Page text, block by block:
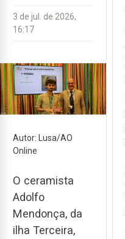
3 de jul. de 2026,
16:17
Autor: Lusa/AO
Online
O ceramista
Adolfo
Mendonça, da
ilha Terceira,